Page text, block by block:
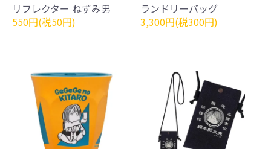
リフレクター ねずみ男
550円(税50円)
ランドリーバッグ
3,300円(税300円)